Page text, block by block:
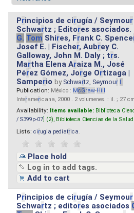
Principios de cirugía / Seymour
Schwartz ; Editores asociados.
G. Tom Shires, Frank C. Spence
Josef E. | Fischer, Aubrey C.
Galloway, John M. Daly ; trs.
Martha Elena Araiza M., José
Pérez Gómez, Jorge Ortizaga |
Samperio by Schwartz, Seymour I.
Publication: México : McGraw-Hill
Interamericana, 2000 . 2 volumenes. : il. ; 27
Availability: Items available: Biblioteca
/ S399p-07 ] (2), Biblioteca Ciencias de la Salud [
Lists: cirugia pediatrica
Place hold
Log in to add tags.
Add to cart
Principios de cirugía / Seymour
Schwartz ; editores asociados